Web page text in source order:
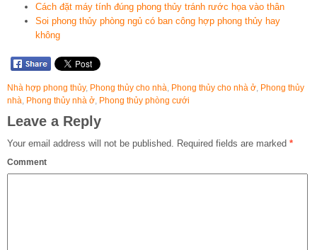
Cách đặt máy tính đúng phong thủy tránh rước họa vào thân
Soi phong thủy phòng ngủ có ban công hợp phong thủy hay
không
Nhà hợp phong thủy, Phong thủy cho nhà, Phong thủy cho nhà ở, Phong thủy
nhà, Phong thủy nhà ở, Phong thủy phòng cưới
Leave a Reply
Your email address will not be published. Required fields are marked *
Comment